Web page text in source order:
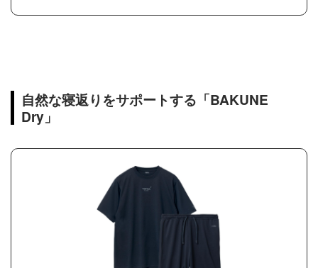
自然な寝返りをサポートする「BAKUNE
Dry」